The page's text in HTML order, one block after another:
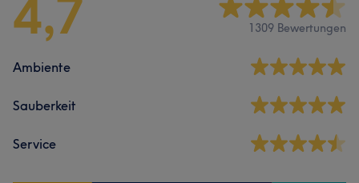
4,7 1309 Bewertungen
Ambiente
Sauberkeit
Service